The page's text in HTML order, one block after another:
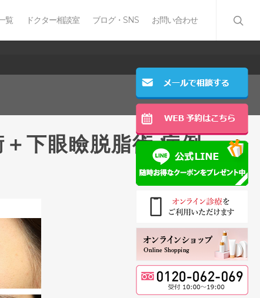
覧 ドクター相談室 ブログ・SNS お問い合わせ
下眼瞼脱脂術 症例